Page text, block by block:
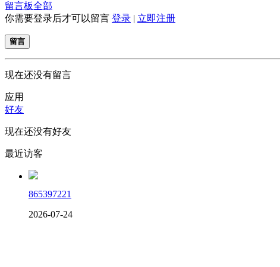
留言板全部
你需要登录后才可以留言 登录 | 立即注册
留言
现在还没有留言
应用
好友
现在还没有好友
最近访客
865397221
2026-07-24